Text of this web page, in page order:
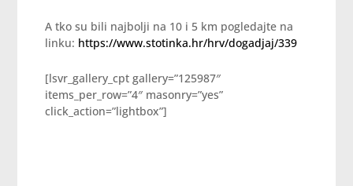
A tko su bili najbolji na 10 i 5 km pogledajte na
linku: https://www.stotinka.hr/hrv/dogadjaj/339
[lsvr_gallery_cpt gallery=”125987″
items_per_row=”4″ masonry=”yes”
click_action=”lightbox”]